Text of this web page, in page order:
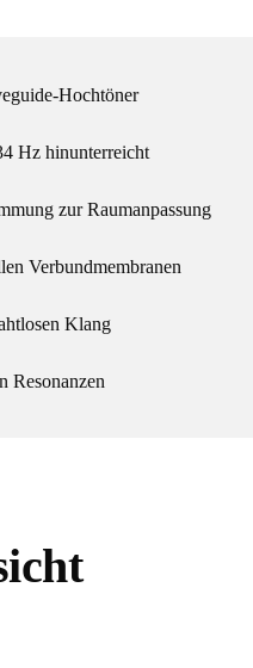
Hochtöner
Hz hinunterreicht
zur Raumanpassung
Verbundmembranen
Klang
Resonanzen